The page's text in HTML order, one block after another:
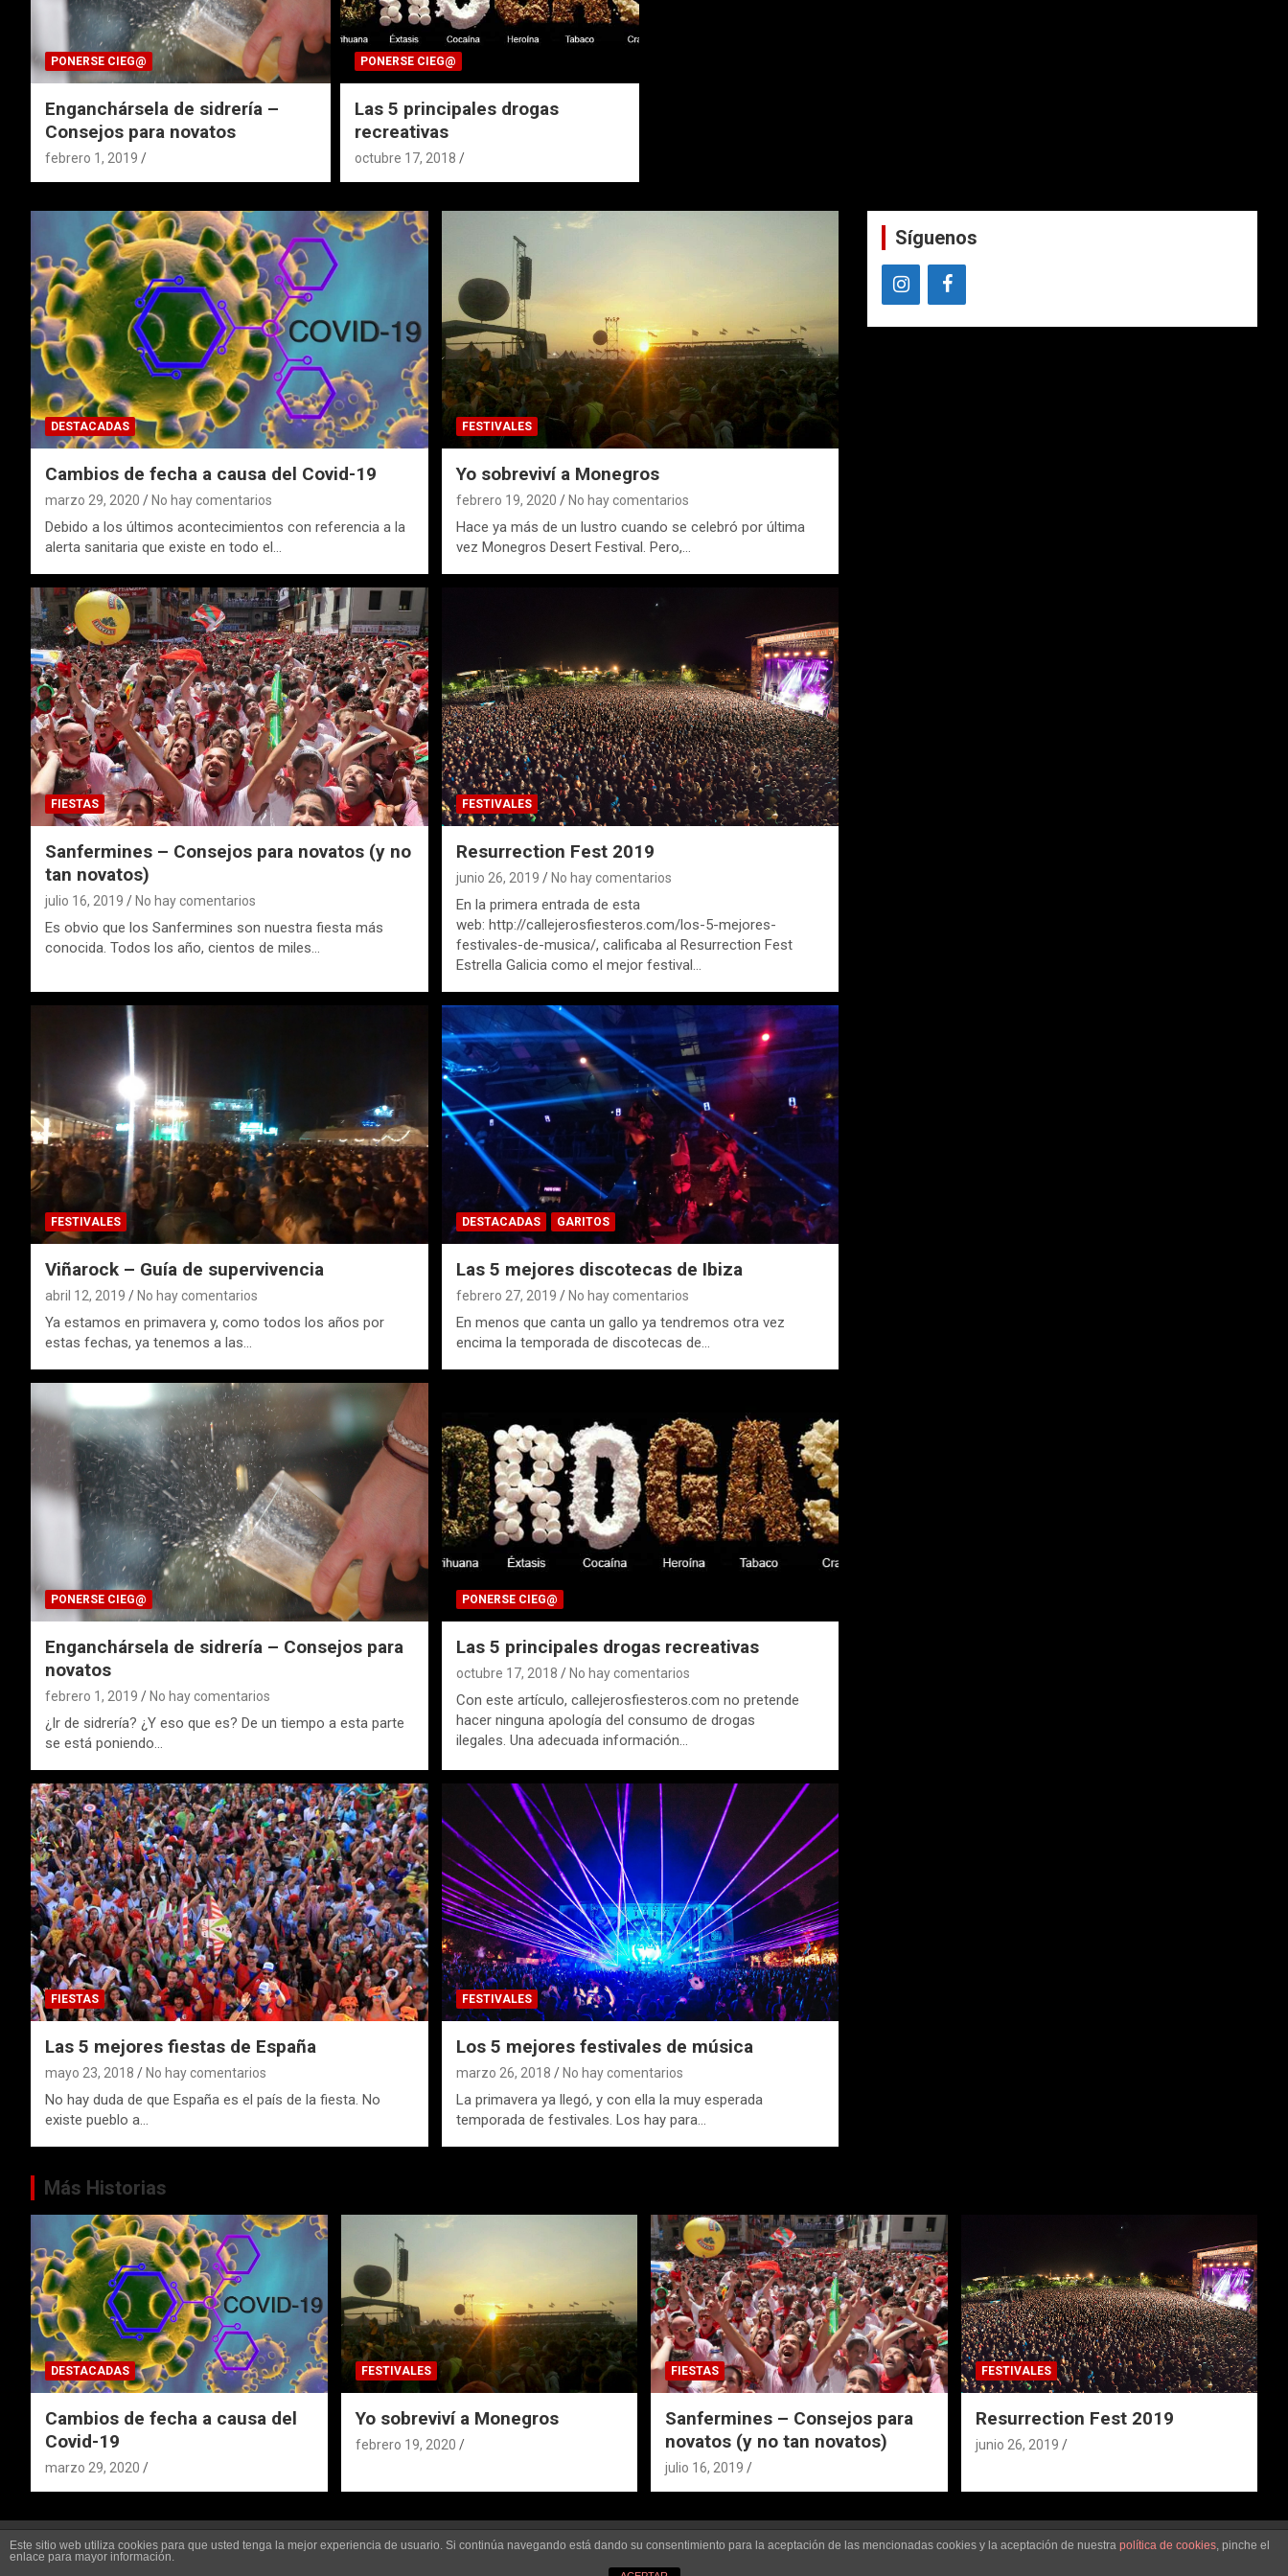
PONERSE CIEG@
Enganchársela de sidrería –
Consejos para novatos
febrero 1, 2019
PONERSE CIEG@
Las 5 principales drogas
recreativas
octubre 17, 2018
DESTACADAS
Cambios de fecha a causa del Covid-19
marzo 29, 2020 No hay comentarios
Debido a los últimos acontecimientos con referencia a la
alerta sanitaria que existe en todo el…
FESTIVALES
Yo sobreviví a Monegros
febrero 19, 2020 No hay comentarios
Hace ya más de un lustro cuando se celebró por última
vez Monegros Desert Festival. Pero,…
FIESTAS
Sanfermines – Consejos para novatos (y no
tan novatos)
julio 16, 2019 No hay comentarios
Es obvio que los Sanfermines son nuestra fiesta más
conocida. Todos los año, cientos de miles…
FESTIVALES
Resurrection Fest 2019
junio 26, 2019 No hay comentarios
En la primera entrada de esta
web: http://callejerosfiesteros.com/los-5-mejores-
festivales-de-musica/, calificaba al Resurrection Fest
Estrella Galicia como el mejor festival…
FESTIVALES
Viñarock – Guía de supervivencia
abril 12, 2019 No hay comentarios
Ya estamos en primavera y, como todos los años por
estas fechas, ya tenemos a las…
DESTACADAS GARITOS
Las 5 mejores discotecas de Ibiza
febrero 27, 2019 No hay comentarios
En menos que canta un gallo ya tendremos otra vez
encima la temporada de discotecas de…
PONERSE CIEG@
Enganchársela de sidrería – Consejos para
novatos
febrero 1, 2019 No hay comentarios
¿Ir de sidrería? ¿Y eso que es? De un tiempo a esta parte
se está poniendo…
PONERSE CIEG@
Las 5 principales drogas recreativas
octubre 17, 2018 No hay comentarios
Con este artículo, callejerosfiesteros.com no pretende
hacer ninguna apología del consumo de drogas
ilegales. Una adecuada información…
FIESTAS
Las 5 mejores fiestas de España
mayo 23, 2018 No hay comentarios
No hay duda de que España es el país de la fiesta. No
existe pueblo a…
FESTIVALES
Los 5 mejores festivales de música
marzo 26, 2018 No hay comentarios
La primavera ya llegó, y con ella la muy esperada
temporada de festivales. Los hay para…
Síguenos
Más Historias
DESTACADAS
Cambios de fecha a causa del
Covid-19
marzo 29, 2020
FESTIVALES
Yo sobreviví a Monegros
febrero 19, 2020
FIESTAS
Sanfermines – Consejos para
novatos (y no tan novatos)
julio 16, 2019
FESTIVALES
Resurrection Fest 2019
junio 26, 2019
Copyright ©2026Callejeros Fiesteros Tema por:Theme Horse Funciona gracias a: WordPress
Este sitio web utiliza cookies para que usted tenga la mejor experiencia de usuario. Si continúa navegando está dando su consentimiento para la aceptación de las mencionadas cookies y la aceptación de nuestra política de cookies, pinche el
enlace para mayor información.